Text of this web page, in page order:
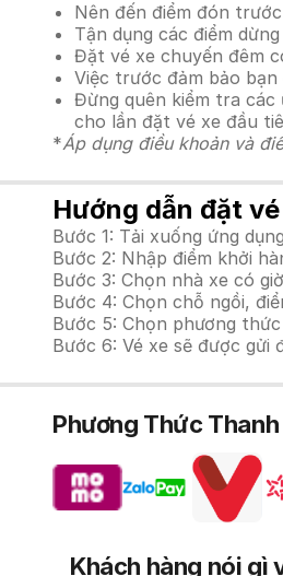
Nên đến điểm đón
Tận dụng các điểm
Đặt vé xe chuyến đêm
Việc trước đảm bảo
Đừng quên kiểm tra các
cho lần đặt vé xe đầu
*Áp dụng điều khoản và
Hướng dẫn đặt
Bước 1: Tải xuống ứng
Bước 2: Nhập điểm khởi
Bước 3: Chọn nhà xe có
Bước 4: Chọn chỗ ngồi,
Bước 5: Chọn phương
Bước 6: Vé xe sẽ được gửi
Phương Thức Thanh
Khách hàng nói gì